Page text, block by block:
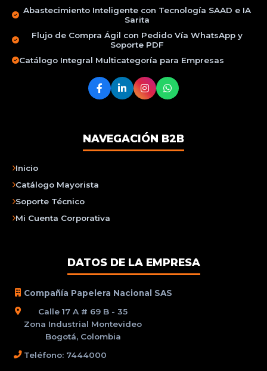
Abastecimiento Inteligente con Tecnología SAAD e IA
Sarita
Flujo de Compra Ágil con Pedido Vía WhatsApp y
Soporte PDF
Catálogo Integral Multicategoría para Empresas
NAVEGACIÓN B2B
Inicio
Catálogo Mayorista
Soporte Técnico
Mi Cuenta Corporativa
DATOS DE LA EMPRESA
Compañía Papelera Nacional SAS
Calle 17 A # 69 B - 35
Zona Industrial Montevideo
Bogotá, Colombia
Teléfono: 7444000